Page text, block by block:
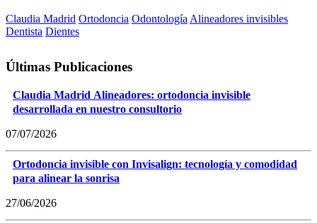
Claudia Madrid Ortodoncia OdontologíaAlineadores invisibles
Dentista Dientes
Últimas Publicaciones
Claudia Madrid Alineadores: ortodoncia invisible
desarrollada en nuestro consultorio
07/07/2026
Ortodoncia invisible con Invisalign: tecnología y comodidad
para alinear la sonrisa
27/06/2026